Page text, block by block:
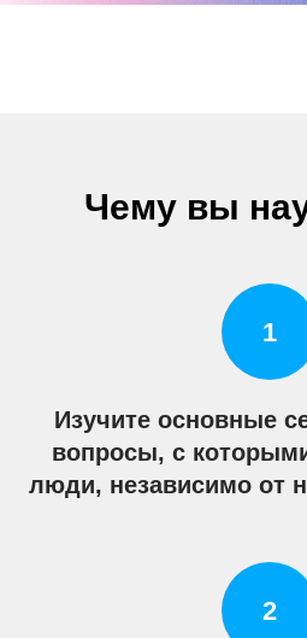
Чему вы
Изучите основные
вопросы, с
люди, независимо от